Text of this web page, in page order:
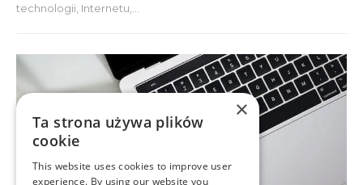
technologii, Internetu,...
×
Ta strona używa plików
cookie
This website uses cookies to improve user
experience. By using our website you